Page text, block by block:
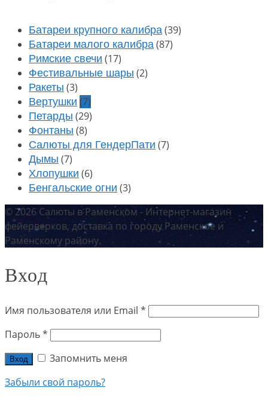
Батареи крупного калибра (39)
Батареи малого калибра (87)
Римские свечи (17)
Фестивальные шары (2)
Ракеты (3)
Вертушки (7)
Петарды (29)
Фонтаны (8)
Салюты для ГендерПати (7)
Дымы (7)
Хлопушки (6)
Бенгальские огни (3)
© 2026 Салюты в Раменском - Интернет-магазин
фейерверков, доставка по городу Раменское и
Раменскому району.
Вход
Имя пользователя или Email *
Пароль*
Вход
Запомнить меня
Забыли свой пароль?